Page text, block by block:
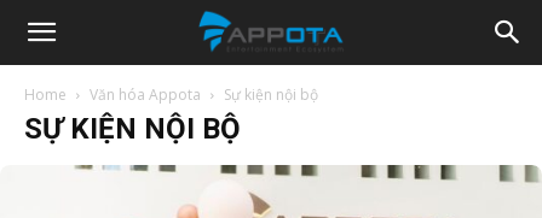
Appota
News
Home Văn hóa Appota Sự kiện nội bộ
SỰ KIỆN NỘI BỘ